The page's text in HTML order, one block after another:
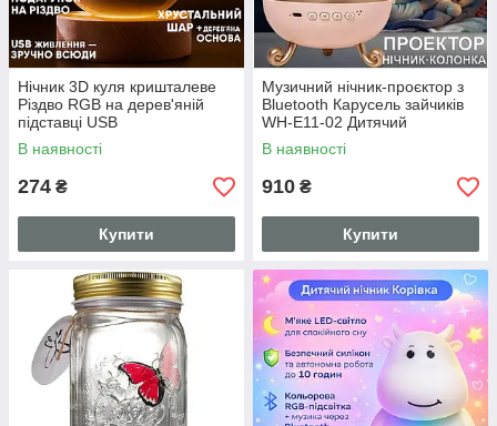
Нічник 3D куля кришталеве
Різдво RGB на дерев'яній
підставці USB
В наявності
274 ₴
Купити
Музичний нічник-проєктор з
Bluetooth Карусель зайчиків
WH-E11-02 Дитячий
музичний нічник
В наявності
910 ₴
Купити